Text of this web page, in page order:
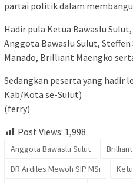
partai politik dalam
Hadir pula Ketua Bawaslu
Anggota Bawaslu Sulut, Steffen
Manado, Brilliant Maengko
Sedangkan peserta yang hadir
Kab/Kota se-Sulut)
(ferry)
Post Views: 1,998
Anggota Bawaslu Sulut
DR Ardiles Mewoh SIP MSi